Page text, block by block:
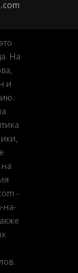
На
и
-
на-